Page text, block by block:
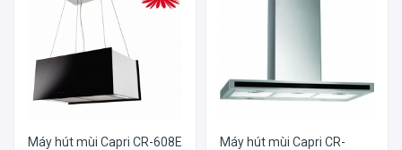
Máy hút mùi Capri CR-608E
Máy hút mùi Capri CR-